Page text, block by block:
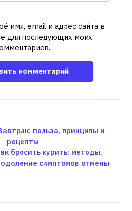
имя, email и адрес сайта в
для последующих моих
польза, принципы и
рецепты
бросить курить: методы,
симптомов отмены